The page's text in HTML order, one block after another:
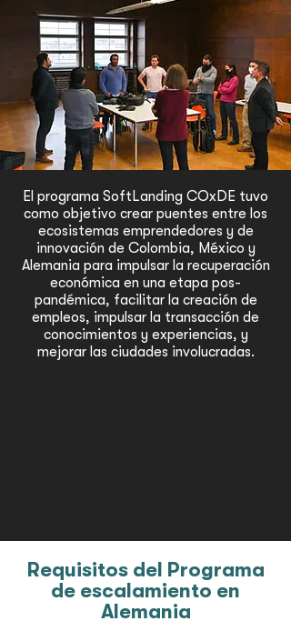
El programa SoftLanding COxDE tuvo
como objetivo crear puentes entre los
ecosistemas emprendedores y de
innovación de Colombia, México y
Alemania para impulsar la recuperación
económica en una etapa pos-
pandémica, facilitar la creación de
empleos, impulsar la transacción de
conocimientos y experiencias, y
mejorar las ciudades involucradas.
Requisitos del Programa
de escalamiento en
Alemania